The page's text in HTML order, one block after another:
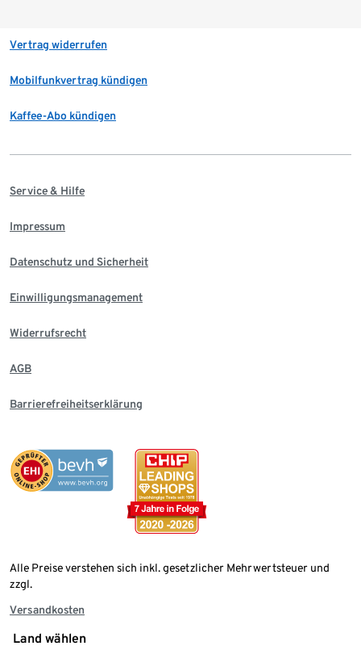
Vertrag widerrufen
Mobilfunkvertrag kündigen
Kaffee-Abo kündigen
Service & Hilfe
Impressum
Datenschutz und Sicherheit
Einwilligungsmanagement
Widerrufsrecht
AGB
Barrierefreiheitserklärung
Alle Preise verstehen sich inkl. gesetzlicher Mehrwertsteuer und
zzgl.
Versandkosten
Land wählen